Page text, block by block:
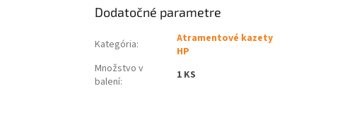
Dodatočné parametre
Kategória:
Atramentové kazety
HP
Množstvo v
balení: 1 KS